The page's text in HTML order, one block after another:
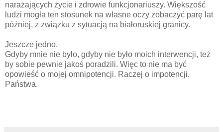
narażających życie i zdrowie funkcjonariuszy. Większość
ludzi mogła ten stosunek na własne oczy zobaczyć parę lat
później, z związku z sytuacją na białoruskiej granicy.
Jeszcze jedno.
Gdyby mnie nie było, gdyby nie było moich interwencji, też
by sobie pewnie jakoś poradzili. Więc to nie ma być
opowieść o mojej omnipotencji. Raczej o impotencji.
Państwa.